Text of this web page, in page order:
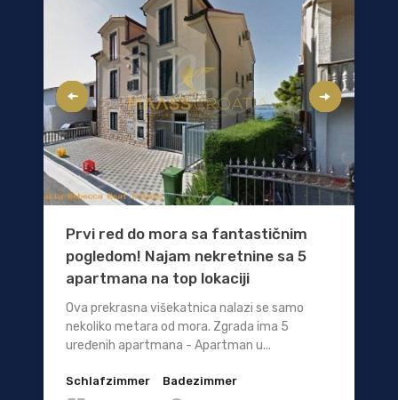
Prvi red do mora sa fantastičnim
pogledom! Najam nekretnine sa 5
apartmana na top lokaciji
Ova prekrasna višekatnica nalazi se samo
nekoliko metara od mora. Zgrada ima 5
uređenih apartmana - Apartman u...
Schlafzimmer Badezimmer